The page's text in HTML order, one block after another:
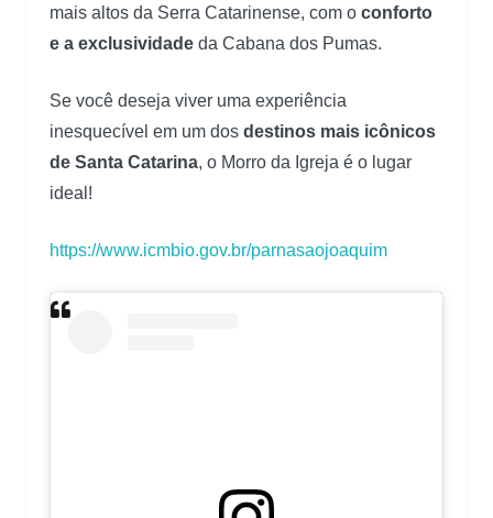
mais altos da Serra Catarinense, com o conforto
e a exclusividade da Cabana dos Pumas.
Se você deseja viver uma experiência
inesquecível em um dos destinos mais icônicos
de Santa Catarina, o Morro da Igreja é o lugar
ideal!
https://www.icmbio.gov.br/parnasaojoaquim